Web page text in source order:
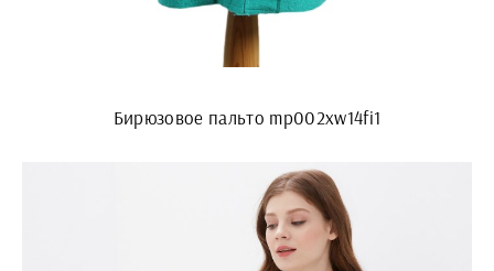
Бирюзовое пальто mp002xw14fi1